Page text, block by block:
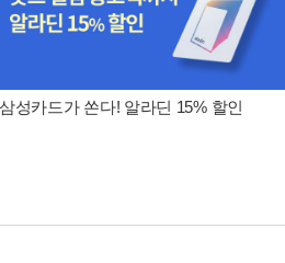
삼성카드가 쏜다! 알라딘 15% 할인